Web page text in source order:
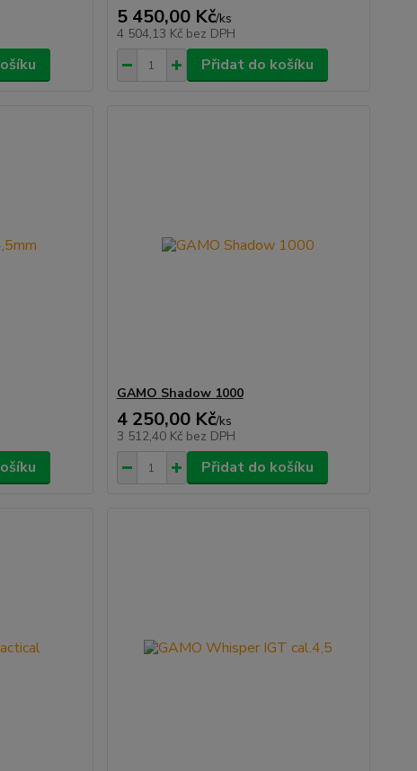
5 450,00 Kč/ks
4 504,13 Kč bez DPH
Přidat do košíku
GAMO Shadow 1000
4 250,00 Kč/ks
3 512,40 Kč bez DPH
Přidat do košíku